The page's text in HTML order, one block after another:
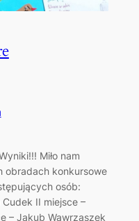
Miło nam
obradach konkursowe
osób:
II miejsce –
– Jakub Wawrzaszek